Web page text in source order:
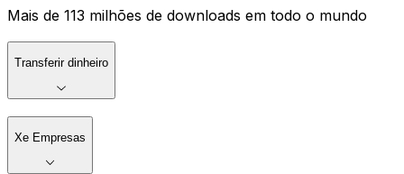
Mais de 113 milhões de downloads em todo o mundo
Transferir dinheiro
Xe Empresas